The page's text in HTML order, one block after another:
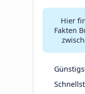
Hier
Fakten